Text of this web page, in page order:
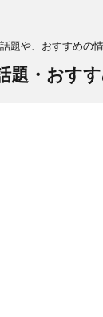
題や、おすすめの情
題・おす